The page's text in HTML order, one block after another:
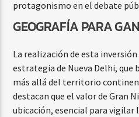
protagonismo en el debate
GEOGRAFÍA PARA
La realización de esta
estrategia de Nueva Delhi, que
más allá del territorio
destacan que el valor de Gran
ubicación, esencial para vigilar